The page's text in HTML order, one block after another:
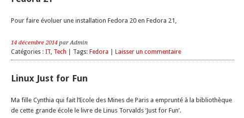
Pour faire évoluer une installation Fedora 20 en Fedora 21,
14 décembre 2014 par Admin
Catégories : IT, Tech | Tags: Fedora Laisser un commentaire
Linux Just for Fun
Ma fille Cynthia qui fait l’Ecole des Mines de Paris a emprunté à la bibliothèque
de cette grande école le livre de Linus Torvalds ‘Just for Fun’.